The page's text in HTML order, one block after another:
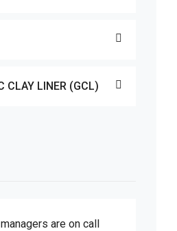
CLAY LINER (GCL)
are on call